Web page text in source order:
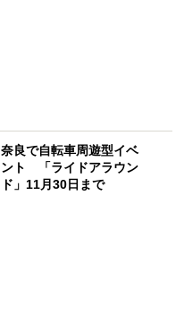
奈良で自転車周遊型イベ
ント 「ライドアラウン
ド」11月30日まで